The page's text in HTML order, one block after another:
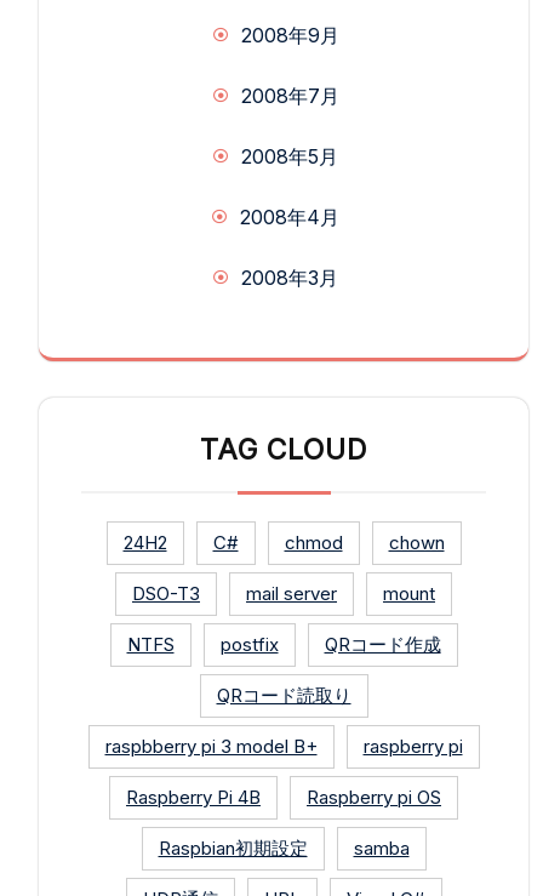
2008年9月
2008年7月
2008年5月
2008年4月
2008年3月
TAG CLOUD
24H2 C# chmod chown
DSO-T3 mail server mount
NTFS postfix QRコード作成
QRコード読取り
raspbberry pi 3 model B+ raspberry pi
Raspberry Pi 4B Raspberry pi OS
Raspbian初期設定 samba